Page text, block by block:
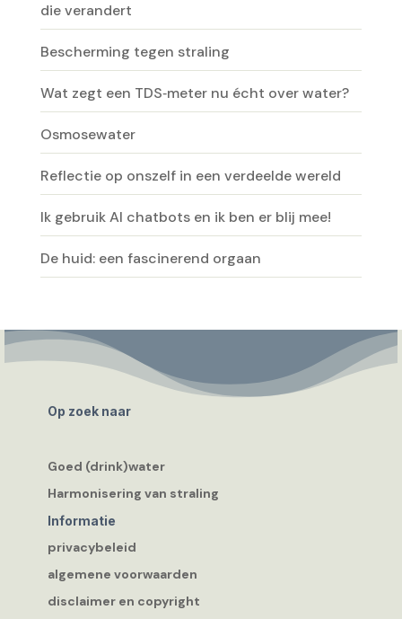
die verandert
Bescherming tegen straling
Wat zegt een TDS‑meter nu écht over water?
Osmosewater
Reflectie op onszelf in een verdeelde wereld
Ik gebruik AI chatbots en ik ben er blij mee!
De huid: een fascinerend orgaan
Op zoek naar
Goed (drink)water
Harmonisering van straling
Informatie
privacybeleid
algemene voorwaarden
disclaimer en copyright